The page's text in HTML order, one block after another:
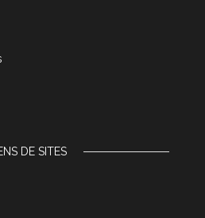
DE SITES